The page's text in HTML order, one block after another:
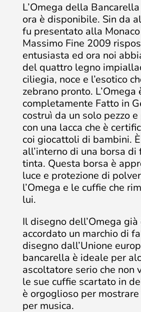
L’Omega della
ora è disponibile. Sin da
fu presentato alla
Massimo Fine 2009
entusiasta ed ora noi
del quattro legno
ciliegia, noce e l’esotico
zebrano pronto. L’Omega
completamente Fatto in
costruì da un solo pezzo
con una lacca che è
coi giocattoli di bambini.
all’interno di una borsa
tinta. Questa borsa è
luce e protezione di
l’Omega e le cuffie che
lui.
Il disegno dell’Omega
accordato un marchio di
disegno dall’Unione
bancarella è ideale per
ascoltatore serio che non
le sue cuffie scartato in
è orgoglioso per
per musica.